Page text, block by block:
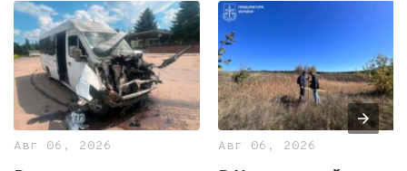
Авг 06, 2026 Авг 06, 2026